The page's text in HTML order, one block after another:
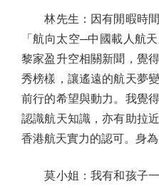
林先生：因有閒暇時間
「航向太空─中國載人航
黎家盈升空相關新聞，覺
秀榜樣，讓遙遠的航天夢
前行的希望與動力。我覺
認識航天知識，亦有助拉
香港航天實力的認可。身
莫小姐：我有和孩子一